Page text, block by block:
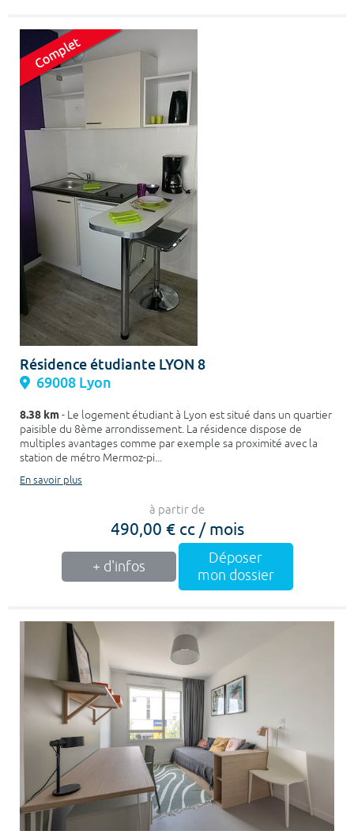
Résidence étudiante LYON 8
69008 Lyon
8.38 km- Le logement étudiant à Lyon est situé dans un quartier
paisible du 8ème arrondissement. La résidence dispose de
multiples avantages comme par exemple sa proximité avec la
station de métro Mermoz-pi...
En savoir plus
à partir de
490,00 € cc / mois
+ d'infos
Déposer
mon dossier